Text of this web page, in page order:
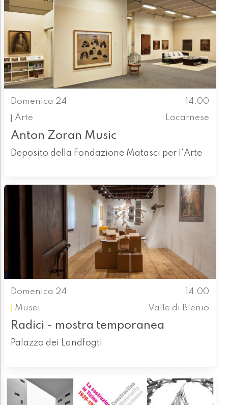
Domenica 24
14.00
Arte
Locarnese
Anton Zoran Music
Deposito della Fondazione Matasci per l'Arte
Domenica 24
14.00
Musei
Valle di Blenio
Radici - mostra temporanea
Palazzo dei Landfogti